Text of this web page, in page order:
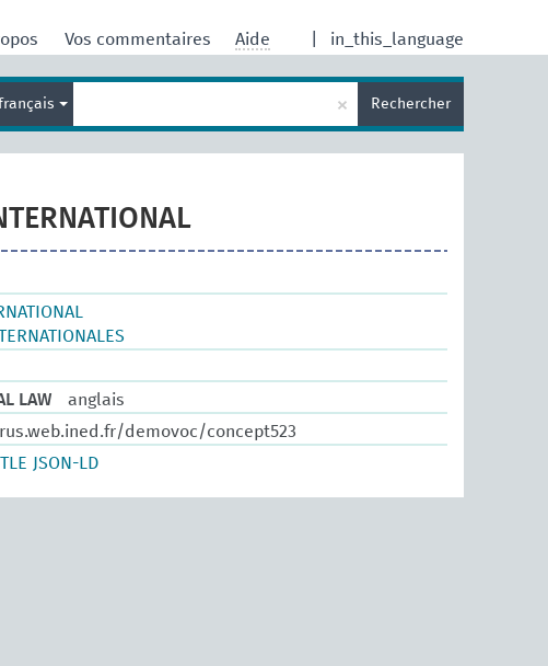
in_this_language
Vos commentaires Aide
× Rechercher
LAW
anglais
demovoc/concept523
JSON-LD